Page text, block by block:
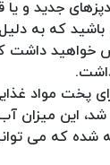
جدید و یا
که به
خواهید داشت
پخت مواد
این میزان
شده که می